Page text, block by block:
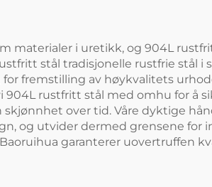
materialer i uretikk, og 904L
stål tradisjonelle rustfrie stål i
fremstilling av høykvalitets
904L rustfritt stål med omhu for å
over tid. Våre dyktige
og utvider dermed grensene for
garanterer uovertruffen